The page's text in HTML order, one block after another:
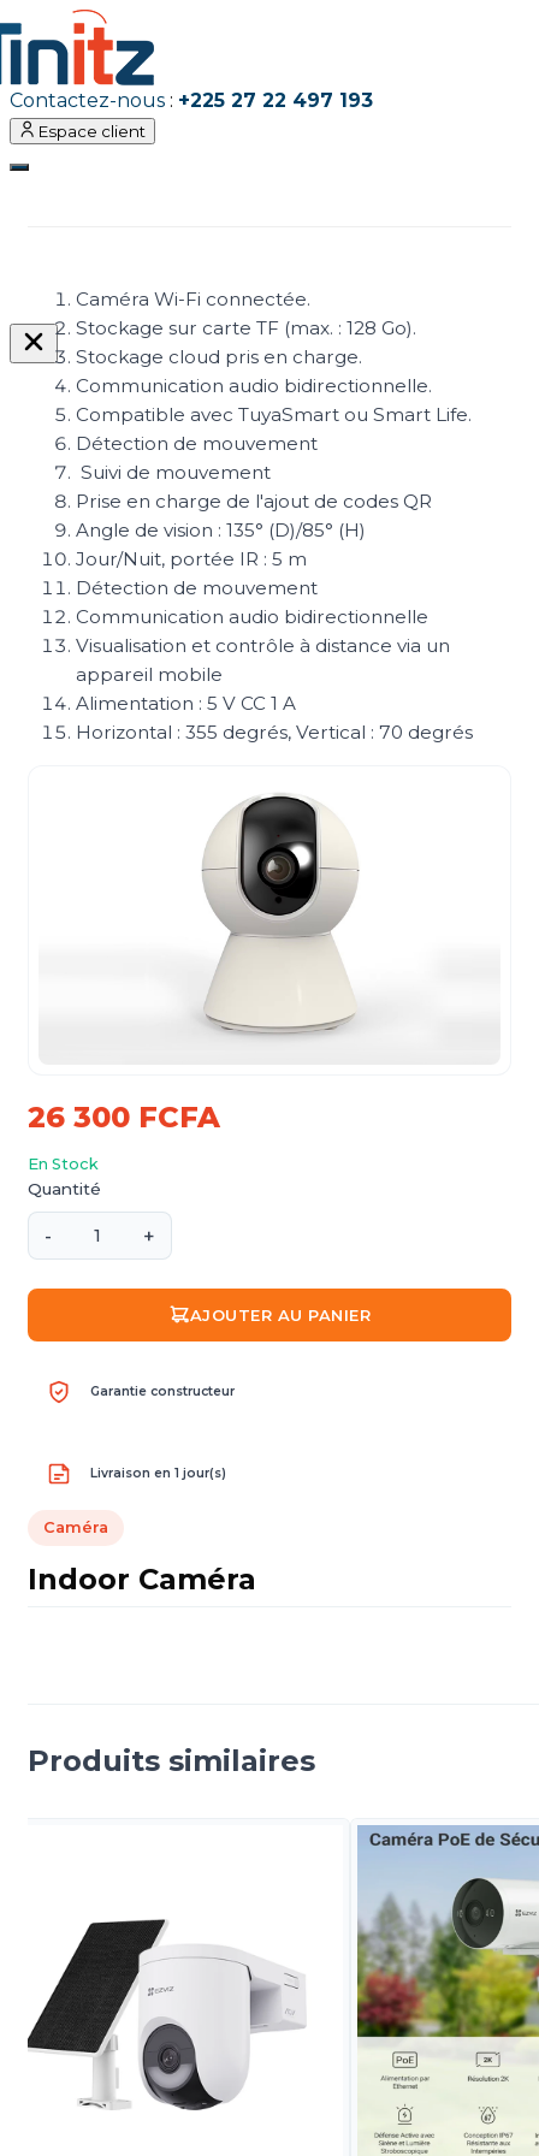
Contactez-nous : +225 27 22 497 193
Espace client
Caméra
Indoor Caméra
Caméra Wi-Fi connectée.
Stockage sur carte TF (max. : 128 Go).
Stockage cloud pris en charge.
Communication audio bidirectionnelle.
Compatible avec TuyaSmart ou Smart Life.
Détection de mouvement
Suivi de mouvement
Prise en charge de l'ajout de codes QR
Angle de vision : 135° (D)/85° (H)
Jour/Nuit, portée IR : 5 m
Détection de mouvement
Communication audio bidirectionnelle
Visualisation et contrôle à distance via un
appareil mobile
Alimentation : 5 V CC 1 A
Horizontal : 355 degrés, Vertical : 70 degrés
Produits similaires
26 300 FCFA
En Stock
Quantité
- +
AJOUTER AU PANIER
Garantie constructeur
Livraison en 1 jour(s)